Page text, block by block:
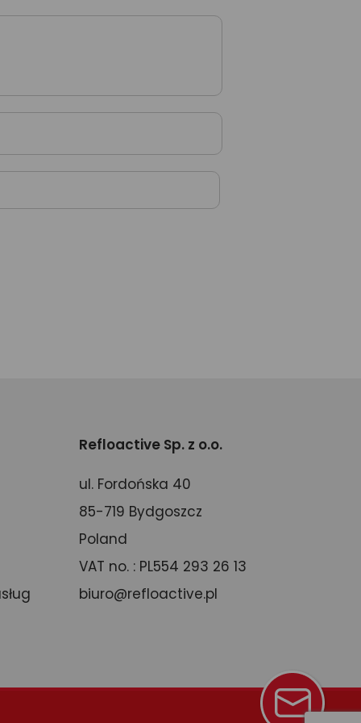
Refloactive Sp. z o.o.
ul. Fordońska 40
85-719 Bydgoszcz
Poland
VAT no. : PL554 293 26 13
biuro@refloactive.pl